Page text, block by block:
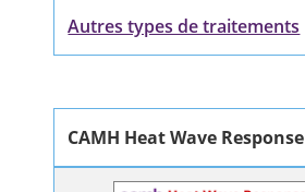
Autres types de traitements
CAMH Heat Wave Response